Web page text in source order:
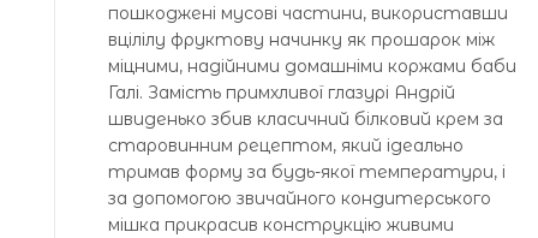
пошкоджені мусові частини, використавши
вцілілу фруктову начинку як прошарок між
міцними, надійними домашніми коржами баби
Галі. Замість примхливої глазурі Андрій
швиденько збив класичний білковий крем за
старовинним рецептом, який ідеально
тримав форму за будь-якої температури, і
за допомогою звичайного кондитерського
мішка прикрасив конструкцію живими